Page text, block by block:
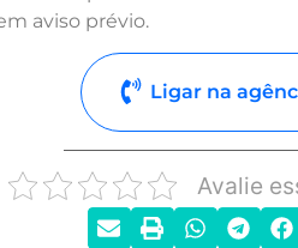
aviso prévio.
Ligar na
Avalie